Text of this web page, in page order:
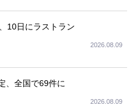
10日にラストラン
2026.08.09
、全国で69件に
2026.08.09